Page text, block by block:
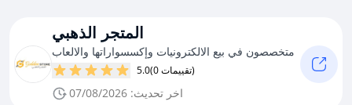
المتجر الذهبي
متخصصون في بيع الالكترونيات وإكسسواراتها والالعاب
5.0 (0 تقييمات)
اخر تحديث: 07/08/2026